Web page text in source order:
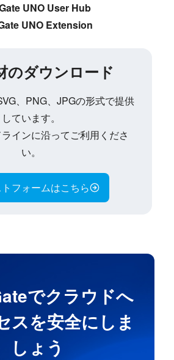
UNO User Hub
UNO Extension
のダウンロード
、PNG、JPGの形式で提供
しています。
インに沿ってご利用くださ
い。
フォームはこちら
でクラウドへ
スを安全にしま
しょう